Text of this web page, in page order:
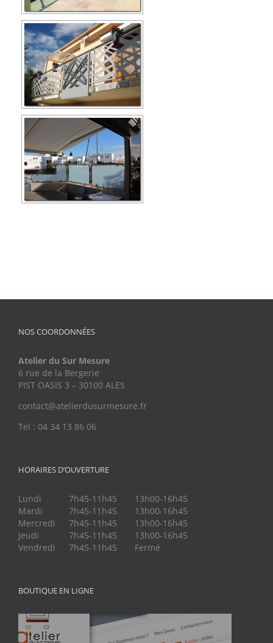
NOS COORDONNÉES
Atelier du Sur Mesure
6 rue de la Bergerie
PIST OASIS 3 – 30100 ALES
contact@atelierdusurmesure.fr
Tel : 04 34 13 86 06
HORAIRES D’OUVERTURE
Lundi 7h45-11h45
13h00-16h45
Mardi
7h45-11h45
13h00-16h45
Mercredi
7h45-11h45
13h00-16h45
Jeudi
7h45-11h45
13h00-16h45
Vendredi
7h45-11h45 Fermé
BOUTIQUE EN LIGNE